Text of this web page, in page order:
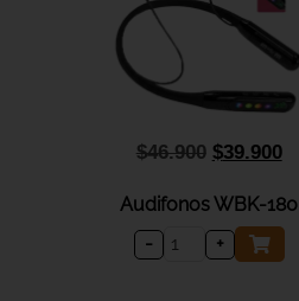
$46.900 $39.900
Audifonos WBK-180
-
+